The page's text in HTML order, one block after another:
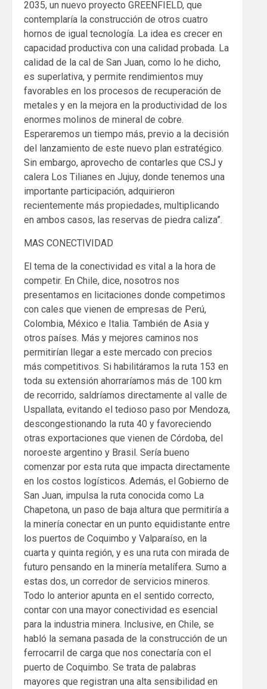
2035, un nuevo proyecto GREENFIELD, que
contemplaría la construcción de otros cuatro
hornos de igual tecnología. La idea es crecer en
capacidad productiva con una calidad probada. La
calidad de la cal de San Juan, como lo he dicho,
es superlativa, y permite rendimientos muy
favorables en los procesos de recuperación de
metales y en la mejora en la productividad de los
enormes molinos de mineral de cobre.
Esperaremos un tiempo más, previo a la decisión
del lanzamiento de este nuevo plan estratégico.
Sin embargo, aprovecho de contarles que CSJ y
calera Los Tilianes en Jujuy, donde tenemos una
importante participación, adquirieron
recientemente más propiedades, multiplicando
en ambos casos, las reservas de piedra caliza”.
MAS CONECTIVIDAD
El tema de la conectividad es vital a la hora de
competir. En Chile, dice, nosotros nos
presentamos en licitaciones donde competimos
con cales que vienen de empresas de Perú,
Colombia, México e Italia. También de Asia y
otros países. Más y mejores caminos nos
permitirían llegar a este mercado con precios
más competitivos. Si habilitáramos la ruta 153 en
toda su extensión ahorraríamos más de 100 km
de recorrido, saldríamos directamente al valle de
Uspallata, evitando el tedioso paso por Mendoza,
descongestionando la ruta 40 y favoreciendo
otras exportaciones que vienen de Córdoba, del
noroeste argentino y Brasil. Sería bueno
comenzar por esta ruta que impacta directamente
en los costos logísticos. Además, el Gobierno de
San Juan, impulsa la ruta conocida como La
Chapetona, un paso de baja altura que permitiría a
la minería conectar en un punto equidistante entre
los puertos de Coquimbo y Valparaíso, en la
cuarta y quinta región, y es una ruta con mirada de
futuro pensando en la minería metalífera. Sumo a
estas dos, un corredor de servicios mineros.
Todo lo anterior apunta en el sentido correcto,
contar con una mayor conectividad es esencial
para la industria minera. Inclusive, en Chile, se
habló la semana pasada de la construcción de un
ferrocarril de carga que nos conectaría con el
puerto de Coquimbo. Se trata de palabras
mayores que registran una alta sensibilidad en